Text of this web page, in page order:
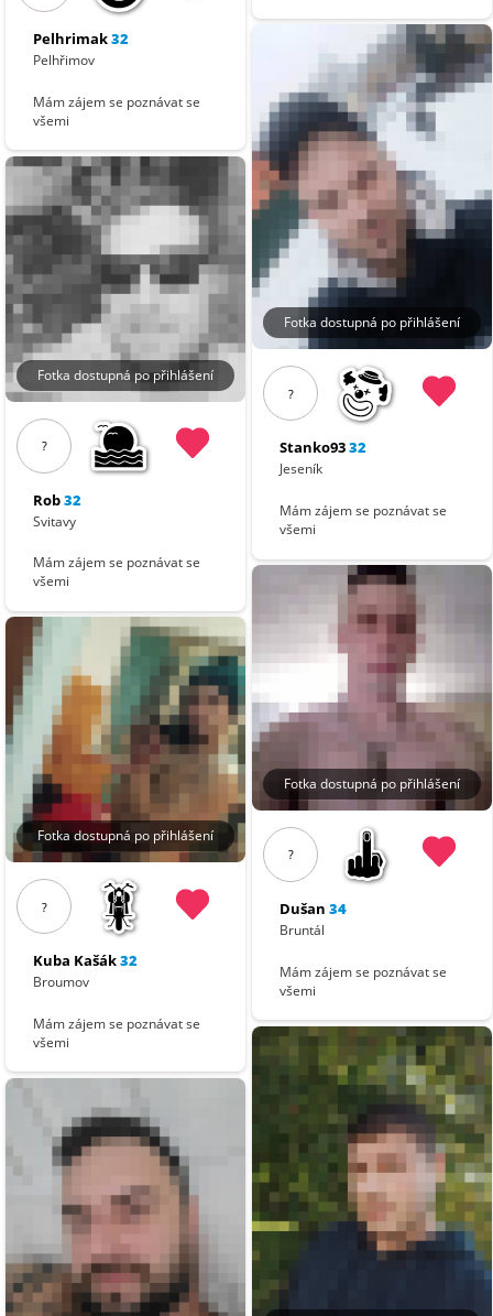
Pelhrimak32
Pelhřimov
Mám zájem se poznávat se
všemi
Fotka dostupná po přihlášení
?
Rob32
Svitavy
Mám zájem se poznávat se
všemi
Fotka dostupná po přihlášení
?
Kuba Kašák32
Broumov
Mám zájem se poznávat se
všemi
Fotka dostupná po přihlášení
?
Stanko9332
Jeseník
Mám zájem se poznávat se
všemi
Fotka dostupná po přihlášení
?
Dušan 34
Bruntál
Mám zájem se poznávat se
všemi